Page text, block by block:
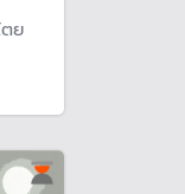
ตย
อก